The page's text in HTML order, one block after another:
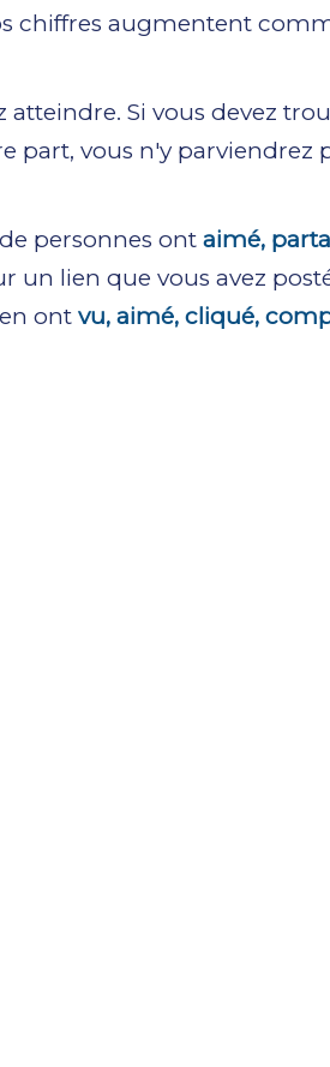
chiffres augmentent
Si vous devez
part, vous n'y parviendrez
personnes ont aimé,
un lien que vous avez
ont vu, aimé, cliqué,